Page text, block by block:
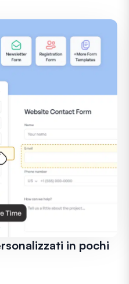
in pochi